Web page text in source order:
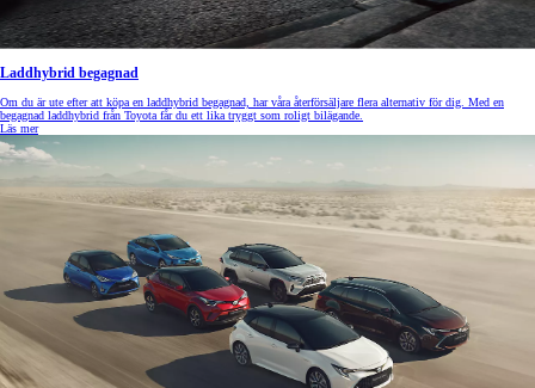
Laddhybrid begagnad
Om du är ute efter att köpa en laddhybrid begagnad, har våra återförsäljare flera alternativ för dig. Med en
begagnad laddhybrid från Toyota får du ett lika tryggt som roligt bilägande.
Läs mer